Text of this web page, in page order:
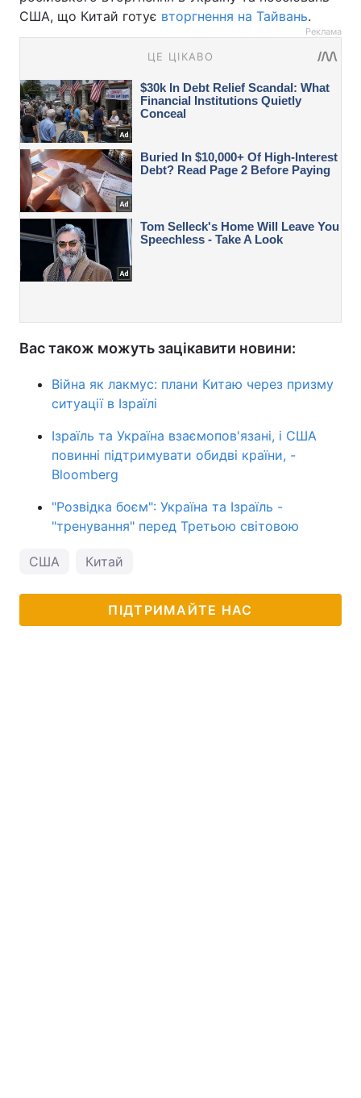
США, що Китай готує вторгнення на Тайвань.
Реклама
Вас також можуть зацікавити новини:
Війна як лакмус: плани Китаю через призму
ситуації в Ізраїлі
Ізраїль та Україна взаємопов'язані, і США
повинні підтримувати обидві країни, -
Bloomberg
"Розвідка боєм": Україна та Ізраїль -
"тренування" перед Третьою світовою
США Китай
ПІДТРИМАЙТЕ НАС